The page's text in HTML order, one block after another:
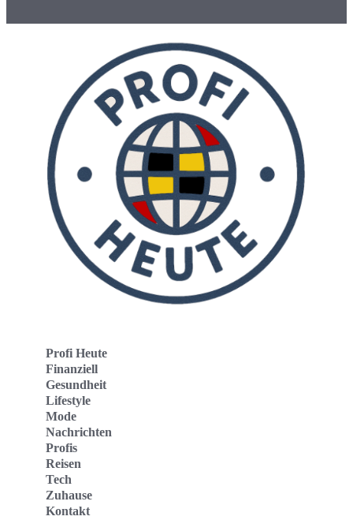
Profi Heute
Finanziell
Gesundheit
Lifestyle
Mode
Nachrichten
Profis
Reisen
Tech
Zuhause
Kontakt